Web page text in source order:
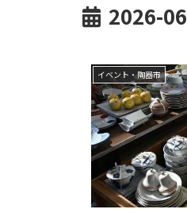
2026-06
イベント・陶器市